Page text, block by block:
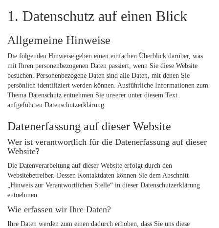
1. Datenschutz auf einen Blick
Allgemeine Hinweise
Die folgenden Hinweise geben einen einfachen Überblick darüber, was
mit Ihren personenbezogenen Daten passiert, wenn Sie diese Website
besuchen. Personenbezogene Daten sind alle Daten, mit denen Sie
persönlich identifiziert werden können. Ausführliche Informationen zum
Thema Datenschutz entnehmen Sie unserer unter diesem Text
aufgeführten Datenschutzerklärung.
Datenerfassung auf dieser Website
Wer ist verantwortlich für die Datenerfassung auf dieser
Website?
Die Datenverarbeitung auf dieser Website erfolgt durch den
Websitebetreiber. Dessen Kontaktdaten können Sie dem Abschnitt
„Hinweis zur Verantwortlichen Stelle“ in dieser Datenschutzerklärung
entnehmen.
Wie erfassen wir Ihre Daten?
Ihre Daten werden zum einen dadurch erhoben, dass Sie uns diese